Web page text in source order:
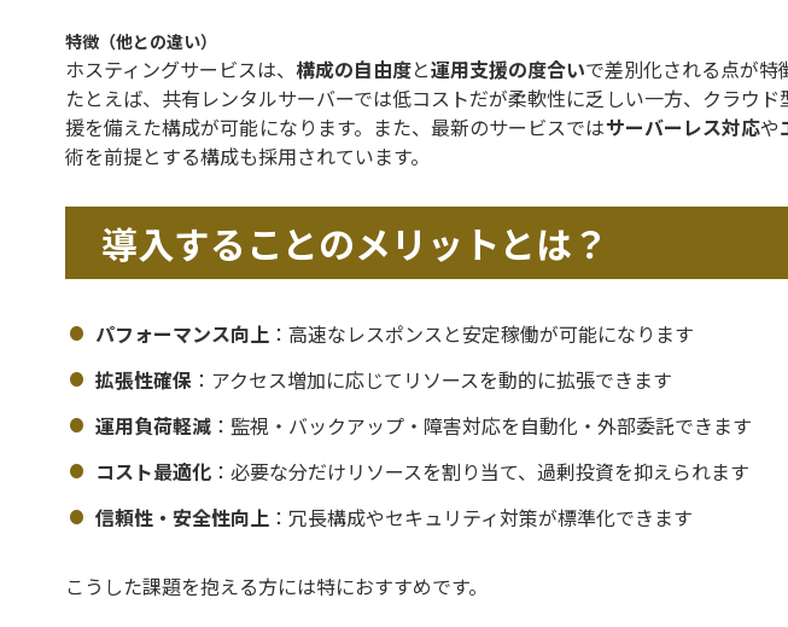
特徴（他との違い）
ホスティングサービスは、 構成の自由度と運用支援の度合いで差別化される点が特
たとえば、共有レンタルサーバーでは低コストだが柔軟性に乏しい一方、クラウ
援を備えた構成が可能になります。また、最新のサービスではサーバーレス対応や
術を前提とする構成も採用されています。
導入することのメリットとは？
パフォーマンス向上 ：高速なレスポンスと安定稼働が可能になります
拡張性確保 ：アクセス増加に応じてリソースを動的に拡張できます
運用負荷軽減 ：監視・バックアップ・障害対応を自動化・外部委託できます
コスト最適化 ：必要な分だけリソースを割り当て、過剰投資を抑えられます
信頼性・安全性向上 ：冗長構成やセキュリティ対策が標準化できます
こうした課題を抱える方には特におすすめです。